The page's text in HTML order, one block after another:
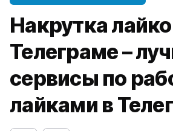
Накрутка
Телеграме –
сервисы по
лайками в